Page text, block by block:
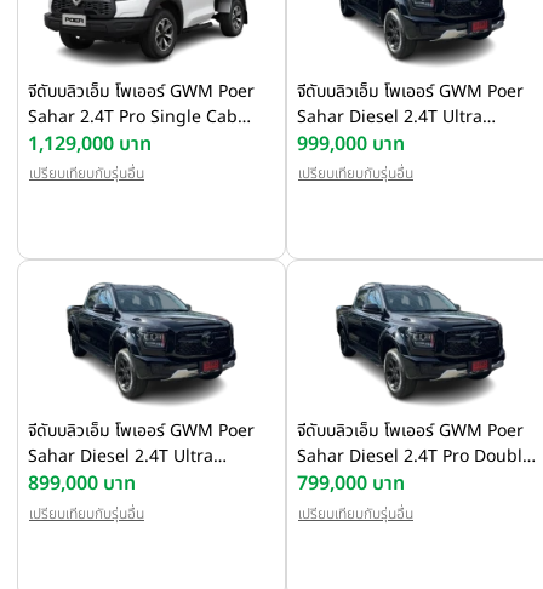
จีดับบลิวเอ็ม โพเออร์ GWM Poer
Sahar 2.4T Pro Single Cab
Auto 4WD ปี 2025
1,129,000 บาท
เปรียบเทียบกับรุ่นอื่น
จีดับบลิวเอ็ม โพเออร์ GWM Poer
Sahar Diesel 2.4T Ultra
Double Cab Auto 4WD ปี 2025
999,000 บาท
เปรียบเทียบกับรุ่นอื่น
จีดับบลิวเอ็ม โพเออร์ GWM Poer
Sahar Diesel 2.4T Ultra
Double Cab Auto ปี 2025
899,000 บาท
เปรียบเทียบกับรุ่นอื่น
จีดับบลิวเอ็ม โพเออร์ GWM Poer
Sahar Diesel 2.4T Pro Double
Cab Auto ปี 2025
799,000 บาท
เปรียบเทียบกับรุ่นอื่น